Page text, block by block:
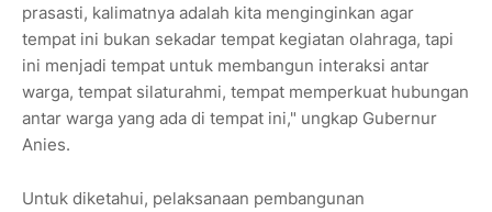
prasasti, kalimatnya adalah kita menginginkan agar
tempat ini bukan sekadar tempat kegiatan olahraga, tapi
ini menjadi tempat untuk membangun interaksi antar
warga, tempat silaturahmi, tempat memperkuat hubungan
antar warga yang ada di tempat ini," ungkap Gubernur
Anies.
Untuk diketahui, pelaksanaan pembangunan